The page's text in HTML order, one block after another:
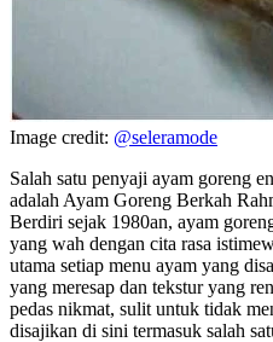
Image credit: @seleramode
Salah satu penyaji ayam goreng
adalah Ayam Goreng Berkah
Berdiri sejak 1980an, ayam
yang wah dengan cita rasa
utama setiap menu ayam yang
yang meresap dan tekstur yang
pedas nikmat, sulit untuk tidak
disajikan di sini termasuk salah